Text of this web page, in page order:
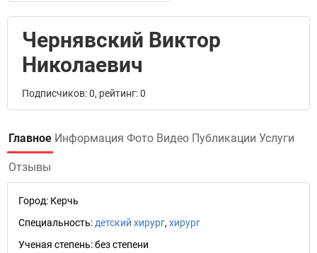
Чернявский Виктор
Николаевич
Подписчиков: 0, рейтинг: 0
Главное Информация Фото Видео Публикации Услуги
Отзывы
Город: Керчь
Специальность: детский хирург, хирург
Ученая степень:без степени